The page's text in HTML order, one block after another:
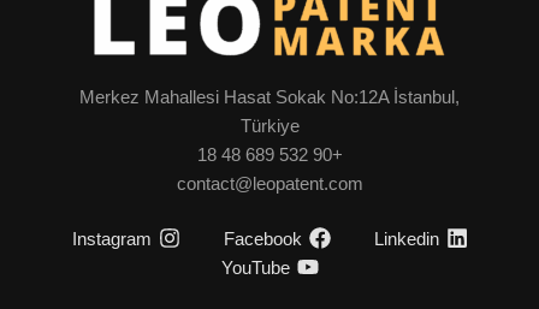
Merkez Mahallesi Hasat Sokak No:12A İstanbul,
Türkiye
+90 532 689 48 18
contact@leopatent.com
Linkedin
Facebook
Instagram
YouTube